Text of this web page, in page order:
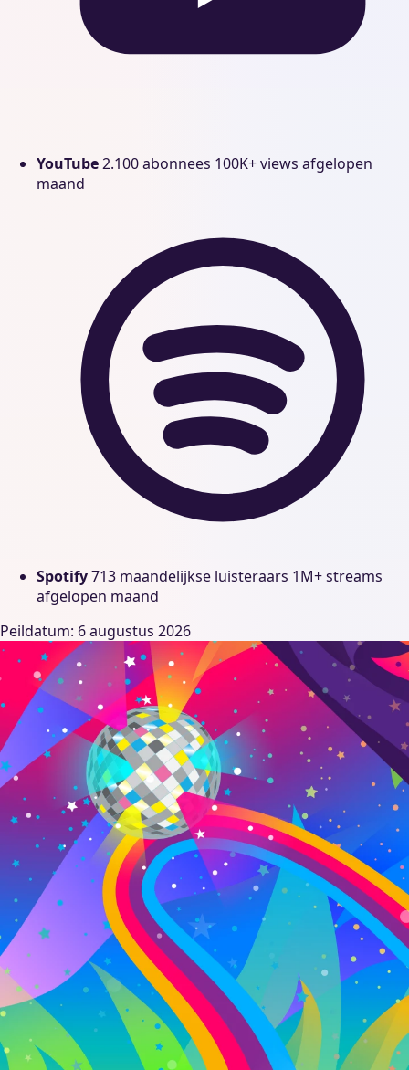
YouTube2.100 abonnees 100K+ views afgelopen
maand
Spotify713 maandelijkse luisteraars 1M+ streams
afgelopen maand
Peildatum: 6 augustus 2026